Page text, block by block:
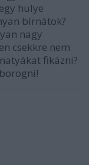
hülye
bírnátok?
nagy
csekkre nem
fikázni?